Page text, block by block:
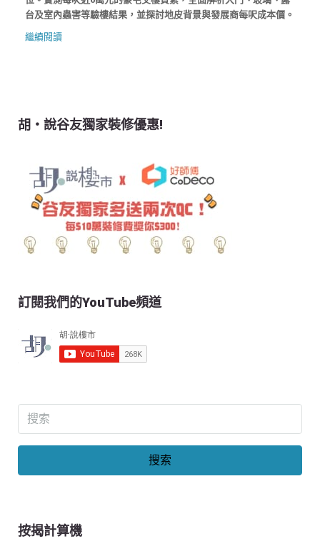
台及室內蟲害等驗樓結果，並探討地皮背景與發展商每呎成本價。
繼續閱讀
胡‧說谷友獨家裝修優惠!
訂閱我們的YouTube頻道
搜索
按揭計算機